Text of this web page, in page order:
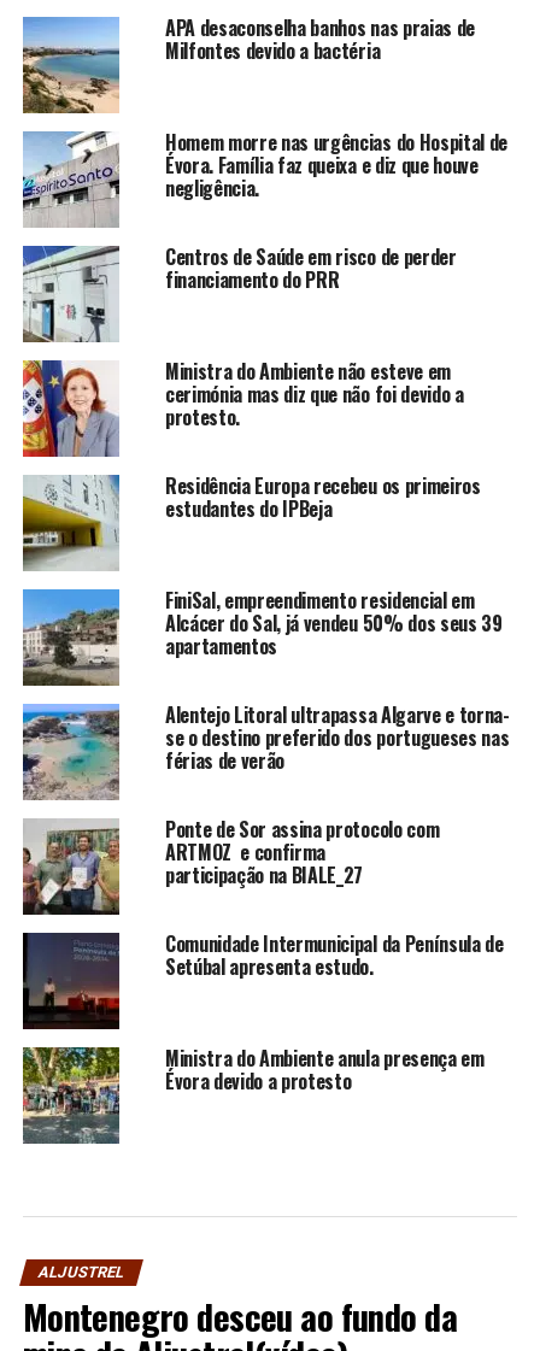
APA desaconselha banhos nas praias de
Milfontes devido a bactéria
Homem morre nas urgências do Hospital de
Évora. Família faz queixa e diz que houve
negligência.
Centros de Saúde em risco de perder
financiamento do PRR
Ministra do Ambiente não esteve em
cerimónia mas diz que não foi devido a
protesto.
Residência Europa recebeu os primeiros
estudantes do IPBeja
FiniSal, empreendimento residencial em
Alcácer do Sal, já vendeu 50% dos seus 39
apartamentos
Alentejo Litoral ultrapassa Algarve e torna-
se o destino preferido dos portugueses nas
férias de verão
Ponte de Sor assina protocolo com
ARTMOZ e confirma
participação na BIALE_27
Comunidade Intermunicipal da Península de
Setúbal apresenta estudo.
Ministra do Ambiente anula presença em
Évora devido a protesto
ALJUSTREL
Montenegro desceu ao fundo da